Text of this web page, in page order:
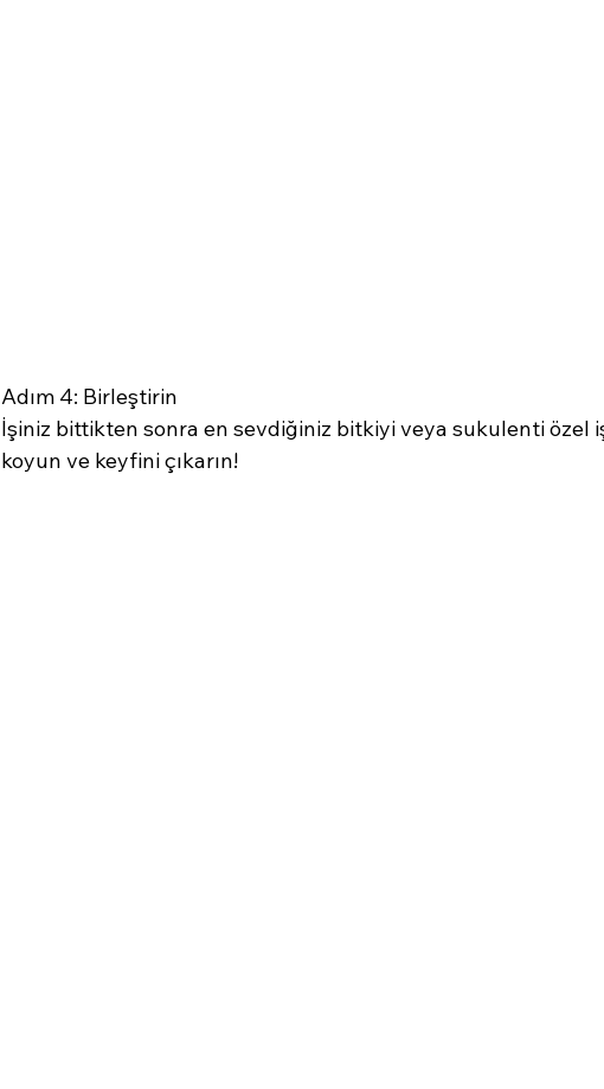
Adım 4: Birleştirin
İşiniz bittikten sonra en sevdiğiniz bitkiyi veya sukulenti özel
koyun ve keyfini çıkarın!